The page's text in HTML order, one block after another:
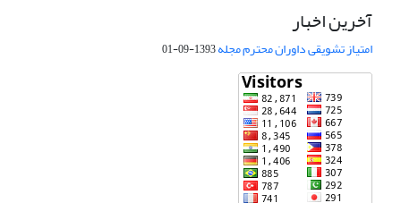
آخرین اخبار
امتیاز تشویقی داوران محترم مجله1393-09-01